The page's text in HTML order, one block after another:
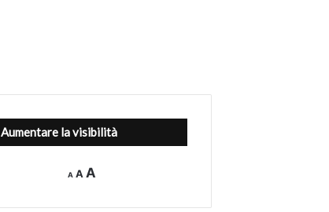
Aumentare la visibilità
A
Decrease
font
A Reset
size.
A